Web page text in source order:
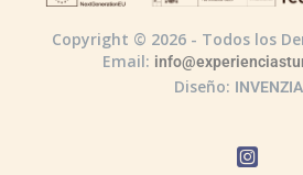
Copyright © 2026 - Todos los
Email:
Diseño: INVENZIA